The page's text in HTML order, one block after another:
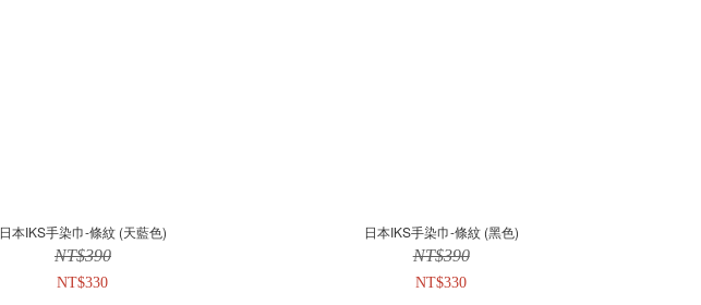
日本IKS手染巾-條紋 (天藍色)
NT$390
NT$330
日本IKS手染巾-條紋 (黑色)
NT$390
NT$330